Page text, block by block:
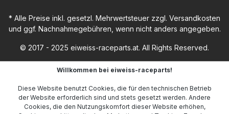
* Alle Preise inkl. gesetzl. Mehrwertsteuer zzgl. Versandkosten
und ggf. Nachnahmegebühren, wenn nicht anders angegeben.
© 2017 - 2025 eiweiss-raceparts.at. All Rights Reserved.
Willkommen bei eiweiss-raceparts!
Diese Website benutzt Cookies, die für den technischen Betrieb
der Website erforderlich sind und stets gesetzt werden. Andere
Cookies, die den Nutzungskomfort dieser Website erhöhen,